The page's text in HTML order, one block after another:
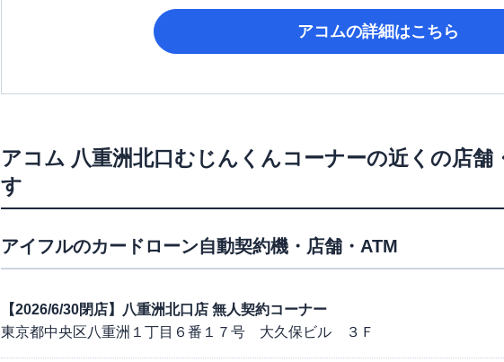
アコムの詳細はこちら
アコム 八重洲北口むじんくんコーナーの近くの店舗
す
アイフルのカードローン自動契約機・店舗・ATM
【2026/6/30閉店】八重洲北口店 無人契約コーナー
東京都中央区八重洲１丁目６番１７号 大久保ビル ３Ｆ